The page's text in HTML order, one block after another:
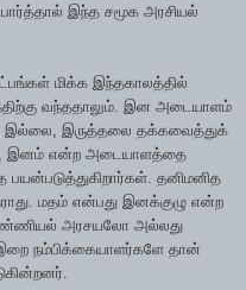
இந்த சமூக அரசியல்
மிக்க இந்தகாலத்தில்
வந்ததாலும். இன அடையாளம்
இல்லை, இருத்தலை தக்கவைத்துக்
இனம் என்ற அடையாளத்தை
தனிமனித
மதம் என்பது இனக்குழு என்ற
அரசயலோ அல்லது
நம்பிக்கையாளர்களே தான்